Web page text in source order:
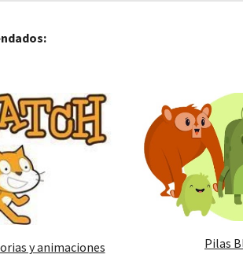
y animaciones Pilas